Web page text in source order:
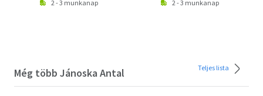
2 - 3 munkanap 2 - 3 munkanap
Még több Jánoska Antal Teljes lista